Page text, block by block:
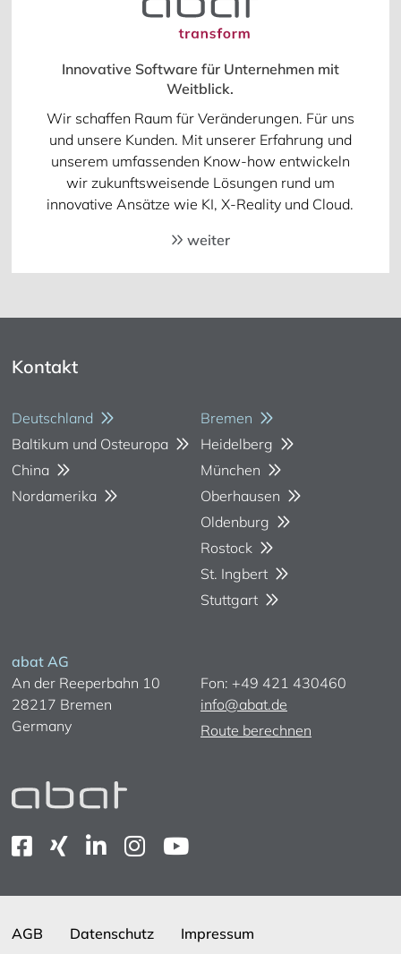
Innovative Software für Unternehmen mit
Weitblick.
Wir schaffen Raum für Veränderungen. Für uns
und unsere Kunden. Mit unserer Erfahrung und
unserem umfassenden Know-how entwickeln
wir zukunftsweisende Lösungen rund um
innovative Ansätze wie KI, X-Reality und Cloud.
weiter
Kontakt
Deutschland
Baltikum und Osteuropa
China
Nordamerika
Bremen
Heidelberg
München
Oberhausen
Oldenburg
Rostock
St. Ingbert
Stuttgart
abat AG
An der Reeperbahn 10
28217 Bremen
Germany
Fon: +49 421 430460
info@abat.de
Route berechnen
AGB Datenschutz Impressum